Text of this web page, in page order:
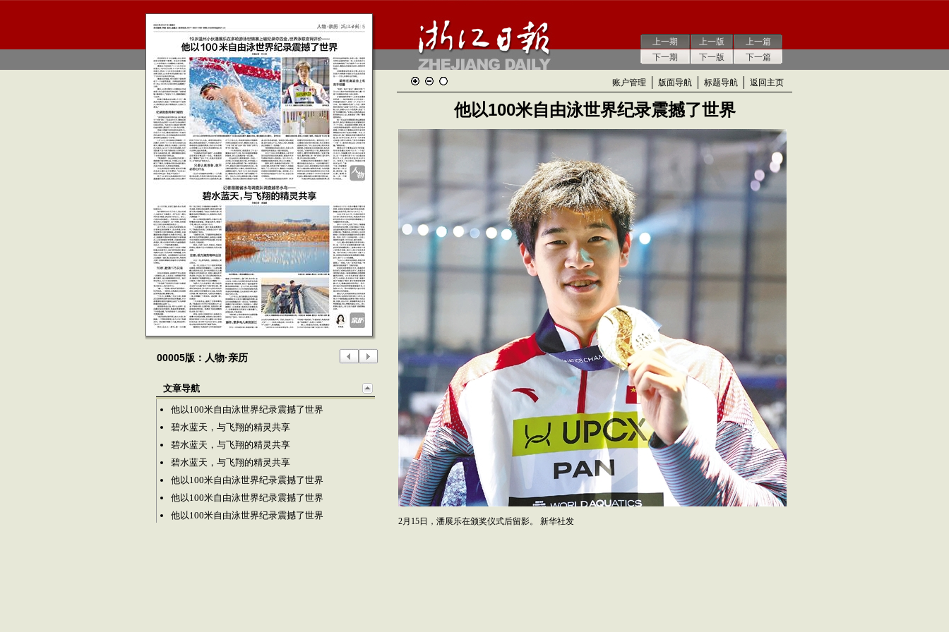
上一期
下一期
上一版
下一版
上一篇
下一篇
00005版：人物·亲历
文章导航
他以100米自由泳世界纪录震撼了世界
碧水蓝天，与飞翔的精灵共享
碧水蓝天，与飞翔的精灵共享
碧水蓝天，与飞翔的精灵共享
他以100米自由泳世界纪录震撼了世界
他以100米自由泳世界纪录震撼了世界
他以100米自由泳世界纪录震撼了世界
账户管理 版面导航 标题导航 返回主页
他以100米自由泳世界纪录震撼了世界
2月15日，潘展乐在颁奖仪式后留影。 新华社发